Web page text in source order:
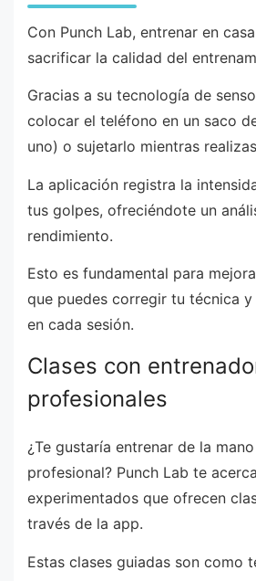
Con Punch Lab, entrenar en
sacrificar la calidad del
Gracias a su tecnología de
colocar el teléfono en un saco
uno) o sujetarlo mientras
La aplicación registra la
tus golpes, ofreciéndote un
rendimiento.
Esto es fundamental para
que puedes corregir tu técnica
en cada sesión.
Clases con
profesionales
¿Te gustaría entrenar de la
profesional? Punch Lab te
experimentados que ofrecen
través de la app.
Estas clases guiadas son como